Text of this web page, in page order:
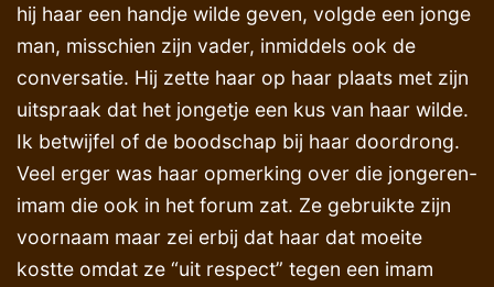
hij haar een handje wilde geven, volgde een jonge
man, misschien zijn vader, inmiddels ook de
conversatie. Hij zette haar op haar plaats met zijn
uitspraak dat het jongetje een kus van haar wilde.
Ik betwijfel of de boodschap bij haar doordrong.
Veel erger was haar opmerking over die jongeren-
imam die ook in het forum zat. Ze gebruikte zijn
voornaam maar zei erbij dat haar dat moeite
kostte omdat ze “uit respect” tegen een imam